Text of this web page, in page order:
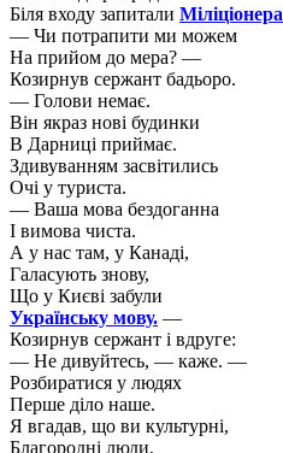
Біля входу запитали Міліціонера
— Чи потрапити ми можем
На прийом до мера? —
Козирнув сержант бадьоро.
— Голови немає.
Він якраз нові будинки
В Дарниці приймає.
Здивуванням засвітились
Очі у туриста.
— Ваша мова бездоганна
І вимова чиста.
А у нас там, у Канаді,
Галасують знову,
Що у Києві забули
Українську мову. —
Козирнув сержант і вдруге:
— Не дивуйтесь, — каже. —
Розбиратися у людях
Перше діло наше.
Я вгадав, що ви культурні,
Благородні люди,